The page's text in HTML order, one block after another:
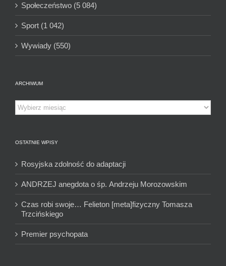
Społeczeństwo (5 084)
Sport (1 042)
Wywiady (550)
ARCHIWUM
Archiwum
OSTATNIE WPISY
Rosyjska zdolność do adaptacji
ANDRZEJ anegdota o śp. Andrzeju Morozowskim
Czas robi swoje… Felieton [meta]fizyczny Tomasza
Trzcińskiego
Premier psychopata